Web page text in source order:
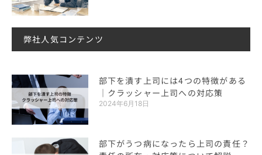
弊社人気コンテンツ
部下を潰す上司には4つの特徴がある
｜クラッシャー上司への対応策
2024年6月18日
部下がうつ病になったら上司の責任？